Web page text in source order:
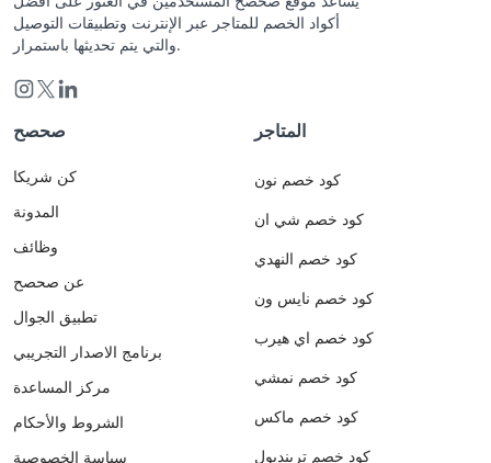
أكواد الخصم للمتاجر عبر الإنترنت وتطبيقات التوصيل
والتي يتم تحديثها باستمرار.
صحصح
كن شريكا
المدونة
وظائف
عن صحصح
تطبيق الجوال
برنامج الاصدار التجريبي
مركز المساعدة
الشروط والأحكام
سياسة الخصوصية
المتاجر
كود خصم نون
كود خصم شي ان
كود خصم النهدي
كود خصم نايس ون
كود خصم اي هيرب
كود خصم نمشي
كود خصم ماكس
كود خصم ترينديول